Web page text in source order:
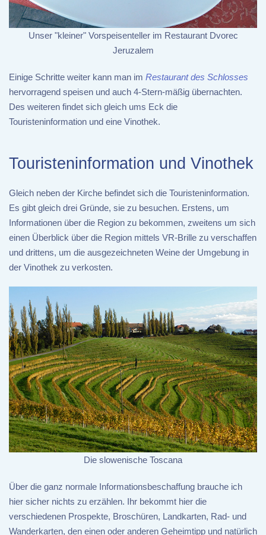
Unser "kleiner" Vorspeisenteller im Restaurant Dvorec
Jeruzalem
Einige Schritte weiter kann man im Restaurant des Schlosses
hervorragend speisen und auch 4-Stern-mäßig übernachten.
Des weiteren findet sich gleich ums Eck die
Touristeninformation und eine Vinothek.
Touristeninformation und Vinothek
Gleich neben der Kirche befindet sich die Touristeninformation.
Es gibt gleich drei Gründe, sie zu besuchen. Erstens, um
Informationen über die Region zu bekommen, zweitens um sich
einen Überblick über die Region mittels VR-Brille zu verschaffen
und drittens, um die ausgezeichneten Weine der Umgebung in
der Vinothek zu verkosten.
Die slowenische Toscana
Über die ganz normale Informationsbeschaffung brauche ich
hier sicher nichts zu erzählen. Ihr bekommt hier die
verschiedenen Prospekte, Broschüren, Landkarten, Rad- und
Wanderkarten, den einen oder anderen Geheimtipp und natürlich